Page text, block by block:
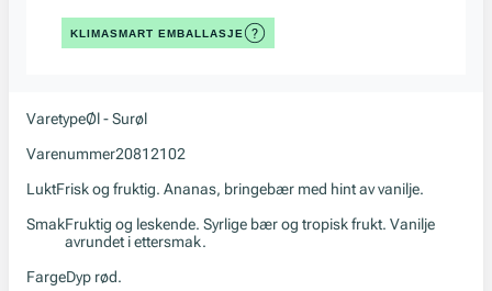
KLIMASMART EMBALLASJE
VaretypeØl - Surøl
Varenummer20812102
LuktFrisk og fruktig. Ananas, bringebær med hint av vanilje.
SmakFruktig og leskende. Syrlige bær og tropisk frukt. Vanilje
avrundet i ettersmak.
FargeDyp rød.